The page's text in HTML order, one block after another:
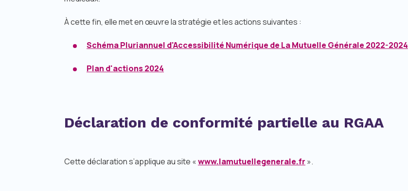
À cette fin, elle met en œuvre la stratégie et les actions suivantes :
Schéma Pluriannuel d'Accessibilité Numérique de La Mutuelle Générale 2022-2024
Plan d'actions 2024
Déclaration de conformité partielle au RGAA
Cette déclaration s’applique au site «www.lamutuellegenerale.fr ».